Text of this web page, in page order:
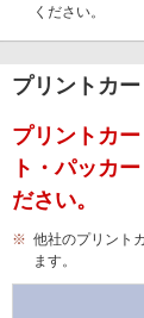
ください。
プリントカ
プリントカ
ト・パッカ
ださい。
※ 他社のプリント
ます。